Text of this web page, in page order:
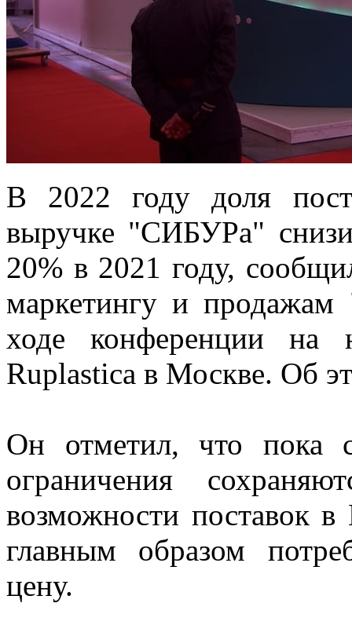
В 2022 году доля
выручке "СИБУРа"
20% в 2021 году,
маркетингу и
ходе конференции на
Ruplastica в Москве. Об
Он отметил, что пока
ограничения
возможности поставок в
главным образом
цену.